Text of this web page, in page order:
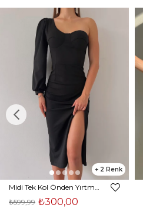
2
₺300,00
₺599,99